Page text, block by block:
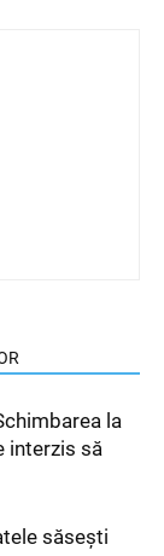
la
interzis să
săsești